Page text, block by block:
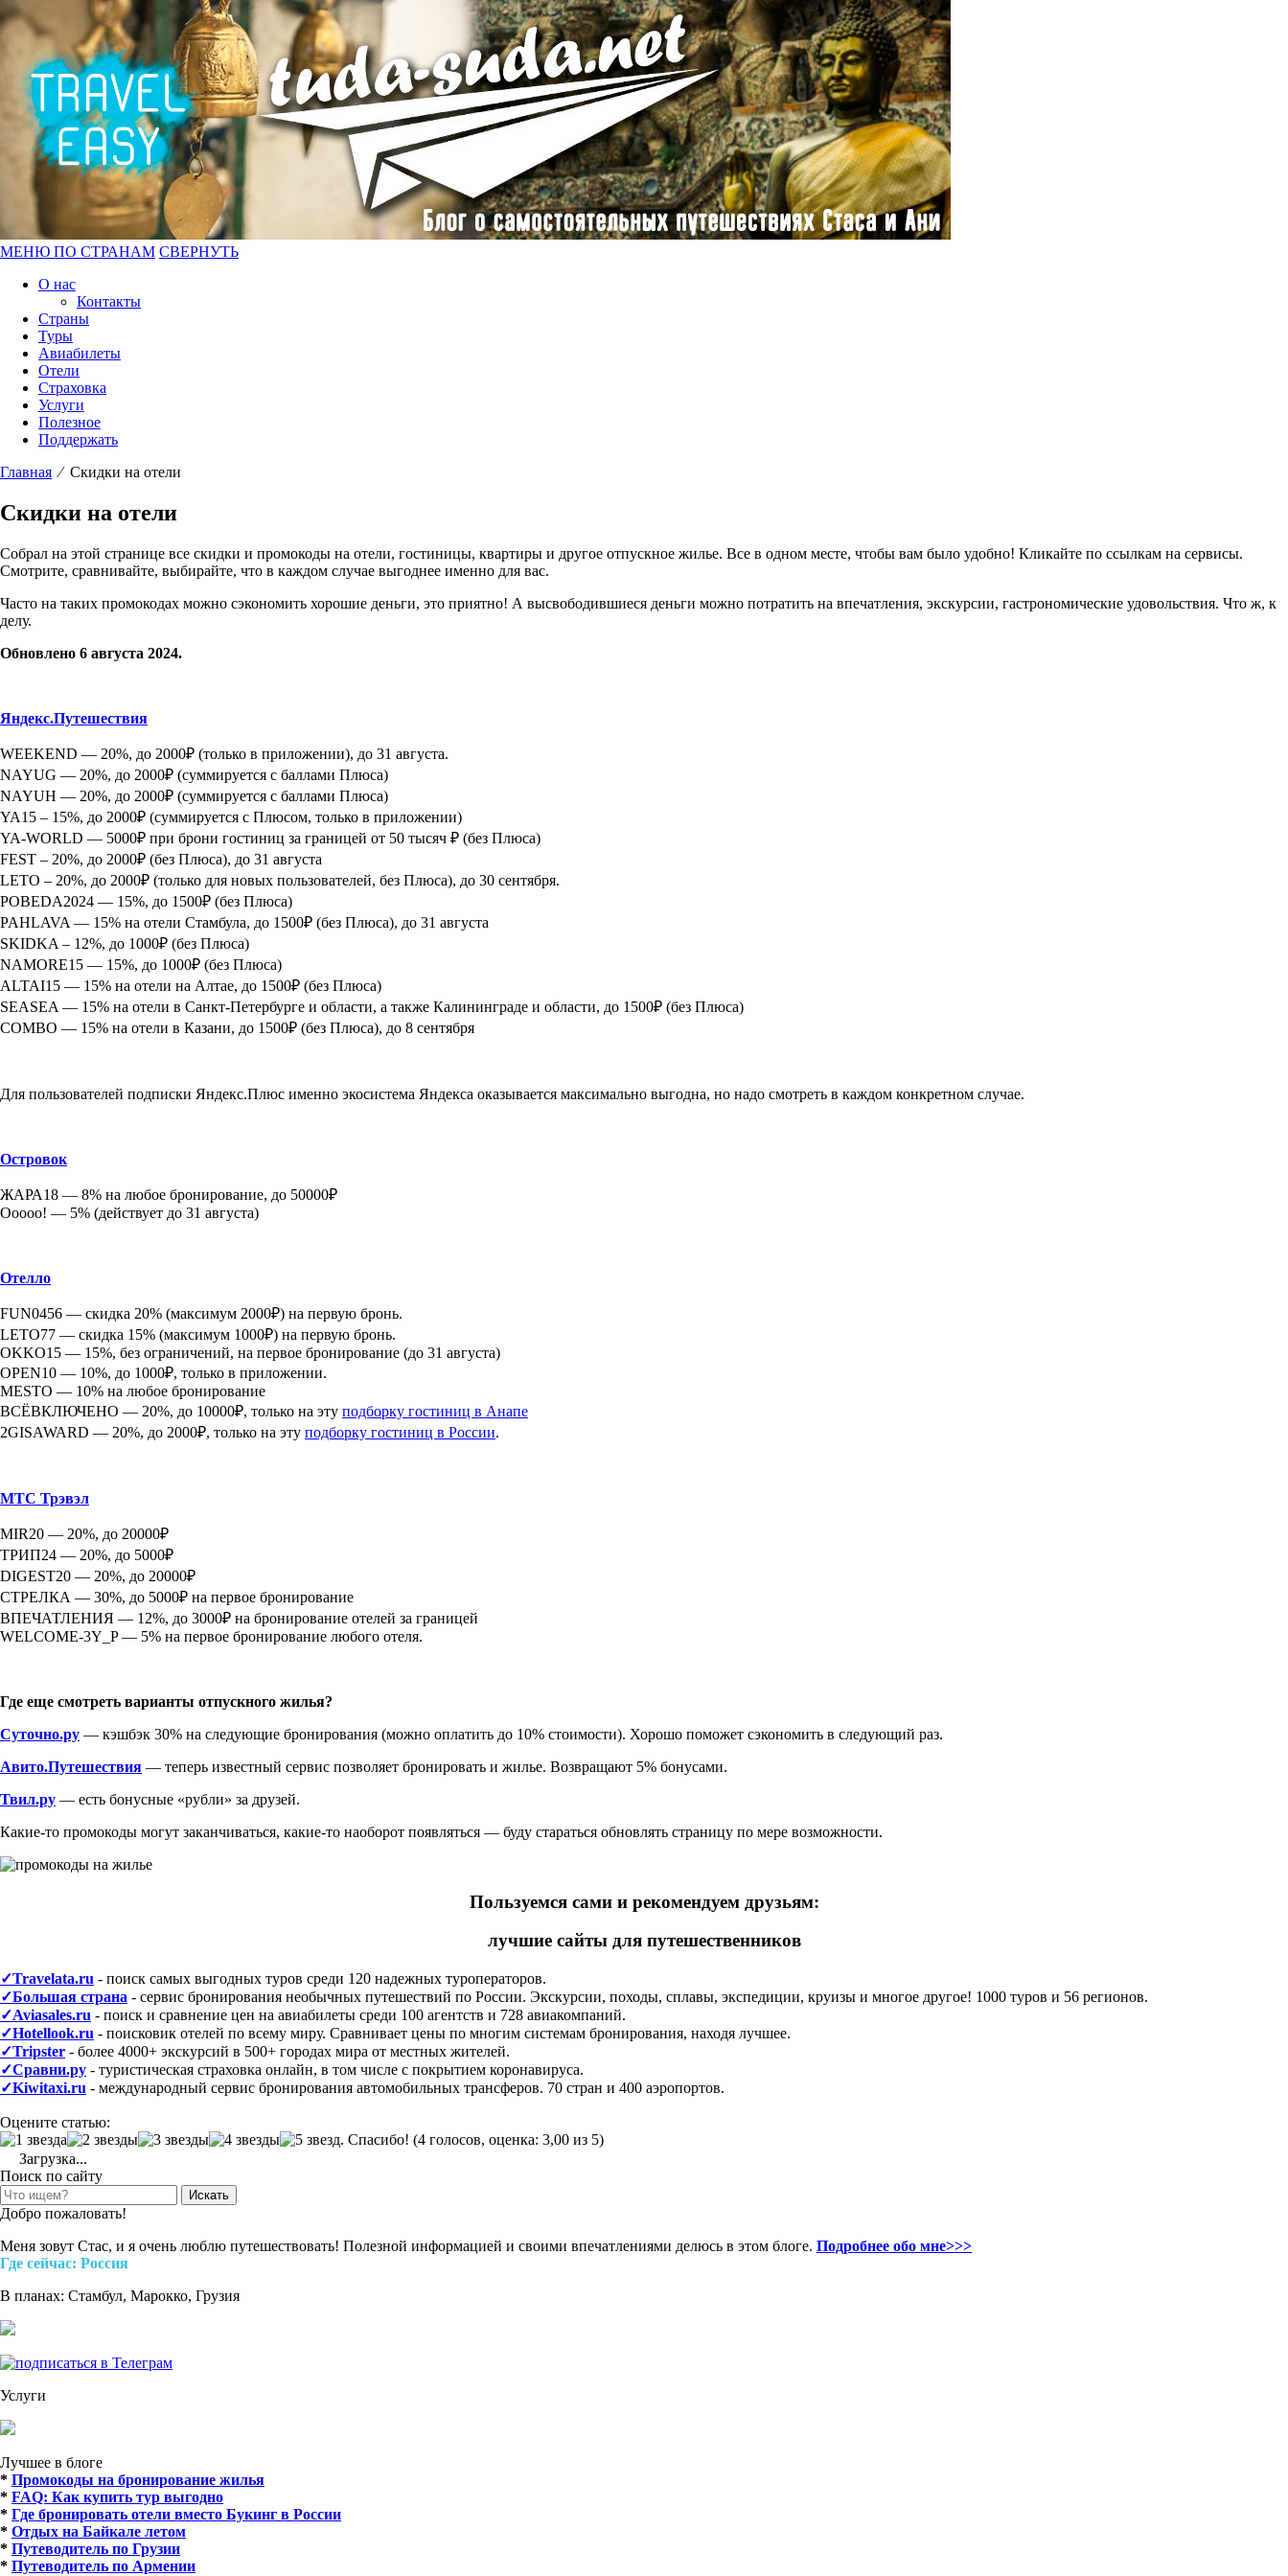
МЕНЮ ПО СТРАНАМ СВЕРНУТЬ
О нас
Контакты
Страны
Туры
Авиабилеты
Отели
Страховка
Услуги
Полезное
Поддержать
Главная ⁄ Скидки на отели
Скидки на отели
Собрал на этой странице все скидки и промокоды на отели, гостиницы, квартиры и другое отпускное жилье. Все в одном месте, чтобы вам было удобно! Кликайте по ссылкам на сервисы.
Смотрите, сравнивайте, выбирайте, что в каждом случае выгоднее именно для вас.
Часто на таких промокодах можно сэкономить хорошие деньги, это приятно! А высвободившиеся деньги можно потратить на впечатления, экскурсии, гастрономические удовольствия. Что ж, к
делу.
Обновлено 6 августа 2024.
Яндекс.Путешествия
WEEKEND — 20%, до 2000₽ (только в приложении), до 31 августа.
NAYUG — 20%, до 2000₽ (суммируется с баллами Плюса)
NAYUH — 20%, до 2000₽ (суммируется с баллами Плюса)
YA15 – 15%, до 2000₽ (суммируется с Плюсом, только в приложении)
YA-WORLD — 5000₽ при брони гостиниц за границей от 50 тысяч ₽ (без Плюса)
FEST – 20%, до 2000₽ (без Плюса), до 31 августа
LETO – 20%, до 2000₽ (только для новых пользователей, без Плюса), до 30 сентября.
POBEDA2024 — 15%, до 1500₽ (без Плюса)
PAHLAVA — 15% на отели Стамбула, до 1500₽ (без Плюса), до 31 августа
SKIDKA – 12%, до 1000₽ (без Плюса)
NAMORE15 — 15%, до 1000₽ (без Плюса)
ALTAI15 — 15% на отели на Алтае, до 1500₽ (без Плюса)
SEASEA — 15% на отели в Санкт-Петербурге и области, а также Калининграде и области, до 1500₽ (без Плюса)
COMBO — 15% на отели в Казани, до 1500₽ (без Плюса), до 8 сентября
Для пользователей подписки Яндекс.Плюс именно экосистема Яндекса оказывается максимально выгодна, но надо смотреть в каждом конкретном случае.
Островок
ЖАРА18 — 8% на любое бронирование, до 50000₽
Ооооо! — 5% (действует до 31 августа)
Отелло
FUN0456 — скидка 20% (максимум 2000₽) на первую бронь.
LETO77 — скидка 15% (максимум 1000₽) на первую бронь.
OKKO15 — 15%, без ограничений, на первое бронирование (до 31 августа)
OPEN10 — 10%, до 1000₽, только в приложении.
MESTO — 10% на любое бронирование
ВСЁВКЛЮЧЕНО — 20%, до 10000₽, только на эту подборку гостиниц в Анапе
2GISAWARD — 20%, до 2000₽, только на эту подборку гостиниц в России.
МТС Трэвэл
MIR20 — 20%, до 20000₽
ТРИП24 — 20%, до 5000₽
DIGEST20 — 20%, до 20000₽
СТРЕЛКА — 30%, до 5000₽ на первое бронирование
ВПЕЧАТЛЕНИЯ — 12%, до 3000₽ на бронирование отелей за границей
WELCOME-3Y_P — 5% на первое бронирование любого отеля.
Где еще смотреть варианты отпускного жилья?
Суточно.ру — кэшбэк 30% на следующие бронирования (можно оплатить до 10% стоимости). Хорошо поможет сэкономить в следующий раз.
Авито.Путешествия — теперь известный сервис позволяет бронировать и жилье. Возвращают 5% бонусами.
Твил.ру — есть бонусные «рубли» за друзей.
Какие-то промокоды могут заканчиваться, какие-то наоборот появляться — буду стараться обновлять страницу по мере возможности.
Пользуемся сами и рекомендуем друзьям:
лучшие сайты для путешественников
✓Travelata.ru - поиск самых выгодных туров среди 120 надежных туроператоров.
✓Большая страна - сервис бронирования необычных путешествий по России. Экскурсии, походы, сплавы, экспедиции, круизы и многое другое! 1000 туров и 56 регионов.
✓Aviasales.ru - поиск и сравнение цен на авиабилеты среди 100 агентств и 728 авиакомпаний.
✓Hotellook.ru - поисковик отелей по всему миру. Сравнивает цены по многим системам бронирования, находя лучшее.
✓Tripster - более 4000+ экскурсий в 500+ городах мира от местных жителей.
✓Сравни.ру - туристическая страховка онлайн, в том числе c покрытием коронавируса.
✓Kiwitaxi.ru - международный сервис бронирования автомобильных трансферов. 70 стран и 400 аэропортов.
Оцените статью:
(4 голосов, оценка: 3,00 из 5)
Загрузка...
Поиск по сайту
Search
for:
Добро пожаловать!
Меня зовут Стас, и я очень люблю путешествовать! Полезной информацией и своими впечатлениями делюсь в этом блоге. Подробнее обо мне>>>
Где cейчас: Россия
В планах: Стамбул, Марокко, Грузия
Услуги
Лучшее в блоге
* Промокоды на бронирование жилья
* FAQ: Как купить тур выгодно
* Где бронировать отели вместо Букинг в России
* Отдых на Байкале летом
* Путеводитель по Грузии
* Путеводитель по Армении